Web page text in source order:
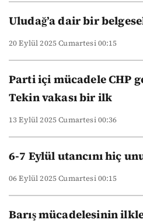
Uludağ’a dair bir
20 Eylül 2025 Cumartesi 00:15
Parti içi mücadele CHP
Tekin vakası bir ilk
13 Eylül 2025 Cumartesi 00:36
6-7 Eylül utancını hiç
06 Eylül 2025 Cumartesi 00:15
Barış mücadelesinin